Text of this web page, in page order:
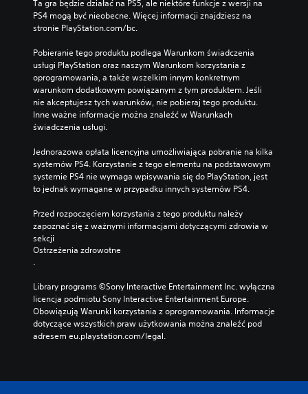
Ta gra będzie działać na PS5, ale niektóre funkcje z wersji na
PS4 mogą być nieobecne. Więcej informacji znajdziesz na
stronie PlayStation.com/bc.
Pobieranie tego produktu podlega Warunkom świadczenia
usługi PlayStation oraz naszym Warunkom korzystania z
oprogramowania, a także wszelkim innym konkretnym
warunkom dodatkowym powiązanym z tym produktem. Jeśli
nie akceptujesz tych warunków, nie pobieraj tego produktu.
Inne ważne informacje można znaleźć w Warunkach
świadczenia usługi.
Jednorazowa opłata licencyjna umożliwiająca pobranie na kilka
systemów PS4. Korzystanie z tego elementu na podstawowym
systemie PS4 nie wymaga wpisywania się do PlayStation, jest
to jednak wymagane w przypadku innych systemów PS4.
Przed rozpoczęciem korzystania z tego produktu należy
zapoznać się z ważnymi informacjami dotyczącymi zdrowia w
sekcji
Ostrzeżenia zdrowotne
.
Library programs ©Sony Interactive Entertainment Inc. wyłączna
licencja podmiotu Sony Interactive Entertainment Europe.
Obowiązują Warunki korzystania z oprogramowania. Informacje
dotyczące wszystkich praw użytkowania można znaleźć pod
adresem eu.playstation.com/legal.